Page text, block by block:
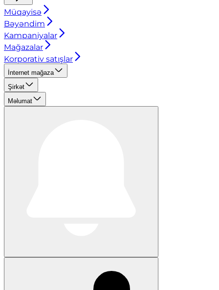
Müqayisə
Bəyəndim
Kampaniyalar
Mağazalar
Korporativ satışlar
İnternet mağaza
Şirkət
Məlumat